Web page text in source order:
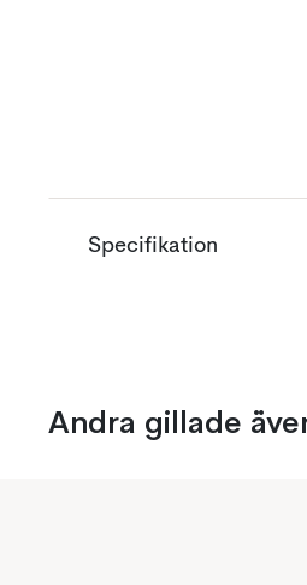
Specifikation
Andra gillade